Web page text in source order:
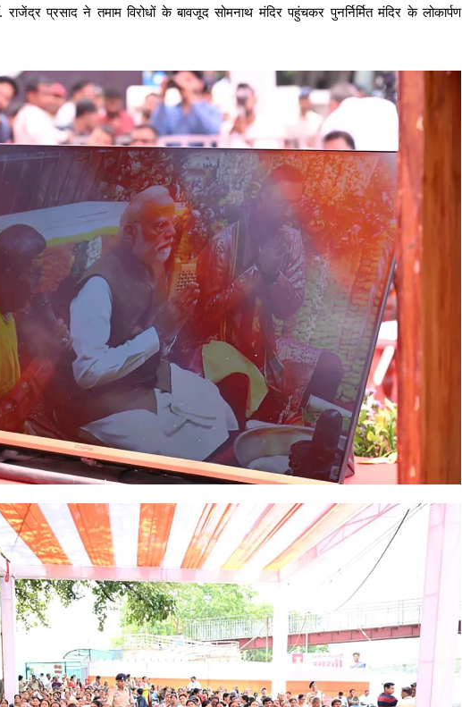
प्रसाद ने तमाम विरोधों के बावजूद सोमनाथ मंदिर पहुंचकर पुनर्निर्मित मंदिर के लोकार्पण